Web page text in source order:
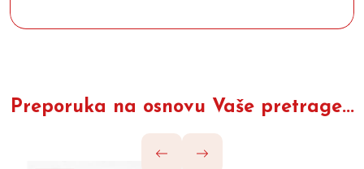
Preporuka na osnovu Vaše pretrage...